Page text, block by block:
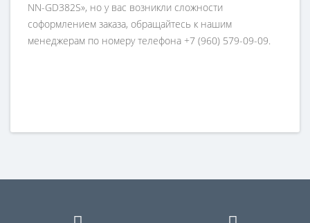
NN-GD382S», но у вас возникли сложности
соформлением заказа, обращайтесь к нашим
менеджерам по номеру телефона +7 (960) 579-09-09.